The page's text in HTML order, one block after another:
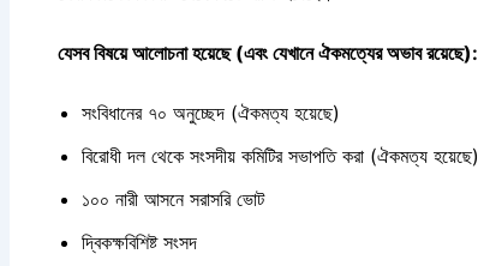
যেসব বিষয়ে আলোচনা হয়েছে (এবং যেখানে ঐকমত্যের অভাব রয়েছে):
সংবিধানের ৭০ অনুচ্ছেদ (ঐকমত্য হয়েছে)
বিরোধী দল থেকে সংসদীয় কমিটির সভাপতি করা (ঐকমত্য হয়েছে)
১০০ নারী আসনে সরাসরি ভোট
দ্বিকক্ষবিশিষ্ট সংসদ